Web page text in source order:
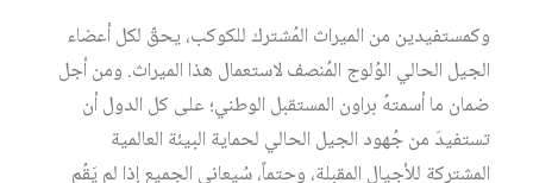
وكمستفيدين من الميراث المُشترك للكوكب، يحقّ لكل أعضاء
الجيل الحالي الوُلوج المُنصف لاستعمال هذا الميراث. ومن أجل
ضمان ما أسمتهُ براون المستقبل الوطني؛ على كل الدول أن
تستفيدَ من جُهود الجيل الحالي لحماية البيئة العالمية
المشتركة للأجيال المقبلة، وحتماً، سُيعاني الجميع إذا لم يَقُم